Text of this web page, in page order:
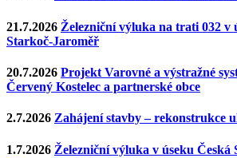
21.7.2026 Železniční výluka na trati 032 v
Starkoč-Jaroměř
20.7.2026 Projekt Varovné a výstražné
Červený Kostelec a partnerské obce
2.7.2026 Zahájení stavby – rekonstrukce
1.7.2026 Železniční výluka v úseku Česká